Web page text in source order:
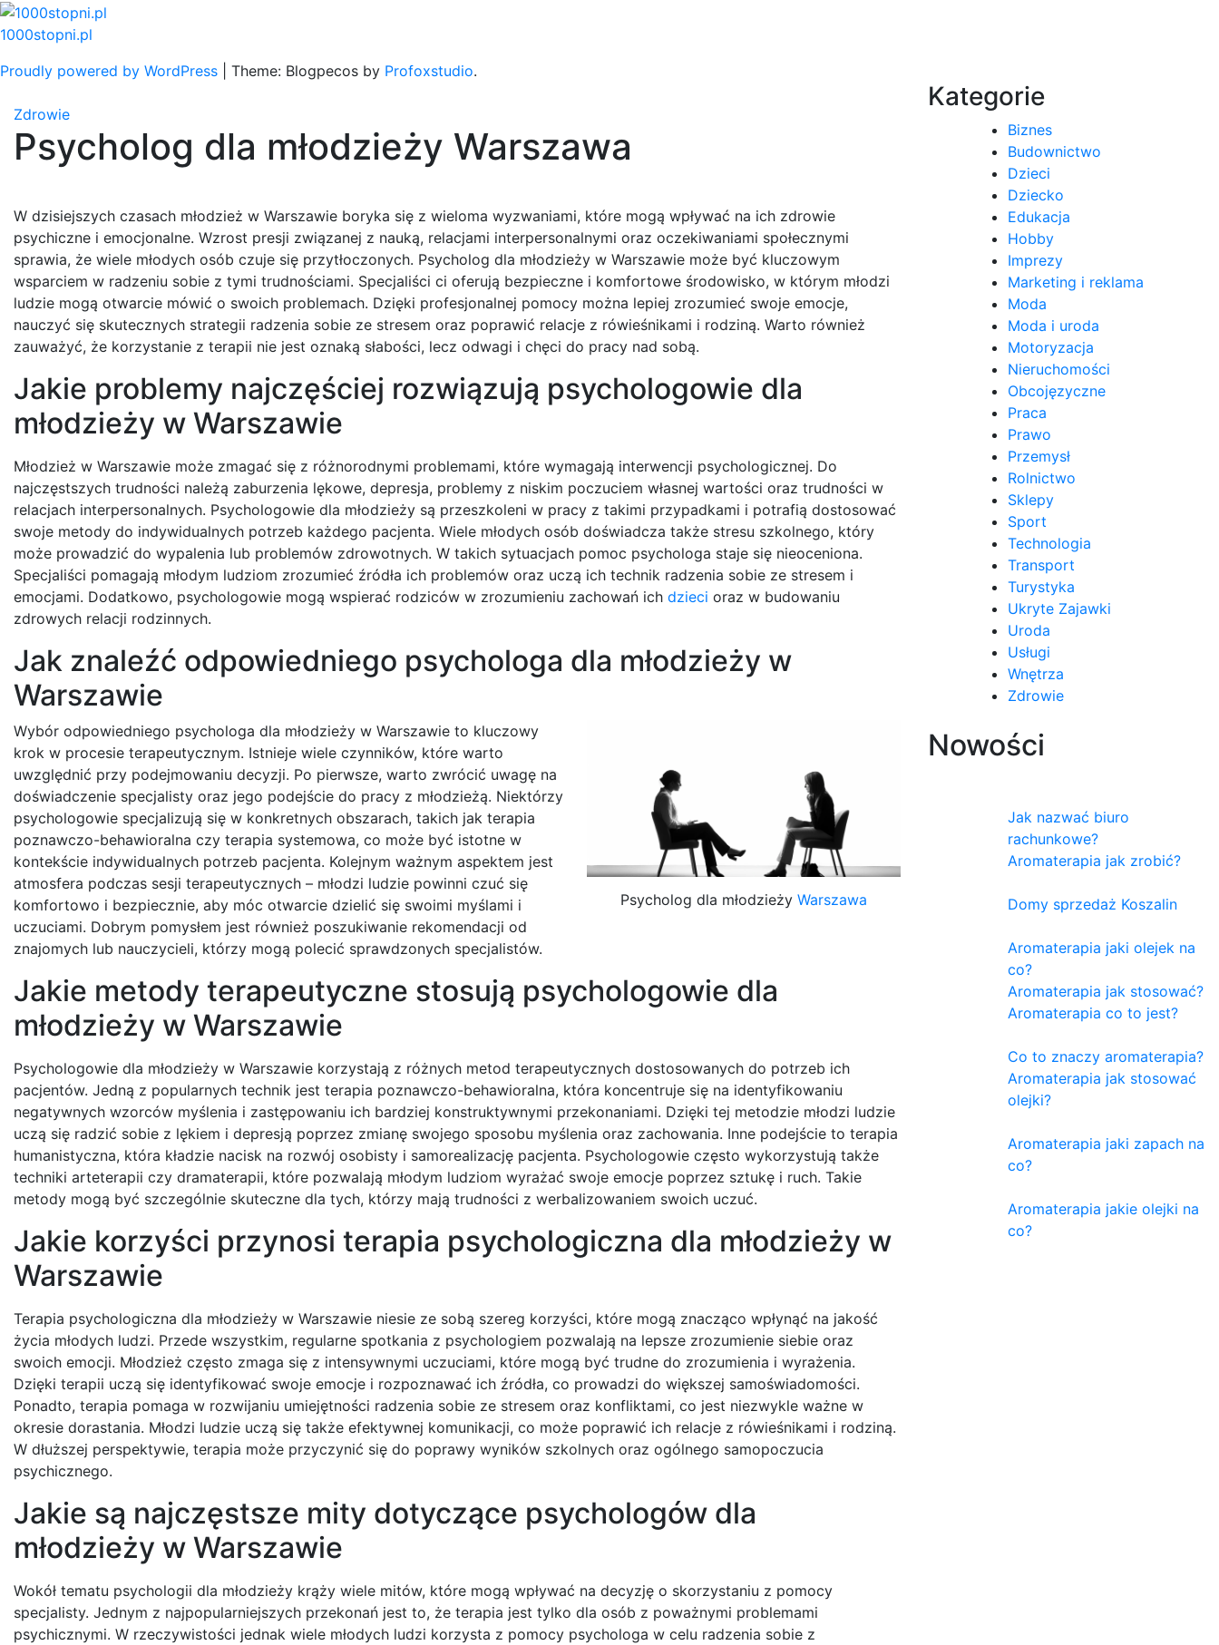
Skip
to
1000stopni.pl
Proudly powered by WordPress
Theme: Blogpecos by Profoxstudio.
Zdrowie
Psycholog dla młodzieży Warszawa
W dzisiejszych czasach młodzież w Warszawie boryka się z wieloma wyzwaniami, które mogą wpływać na ich zdrowie
psychiczne i emocjonalne. Wzrost presji związanej z nauką, relacjami interpersonalnymi oraz oczekiwaniami społecznymi
sprawia, że wiele młodych osób czuje się przytłoczonych. Psycholog dla młodzieży w Warszawie może być kluczowym
wsparciem w radzeniu sobie z tymi trudnościami. Specjaliści ci oferują bezpieczne i komfortowe środowisko, w którym młodzi
ludzie mogą otwarcie mówić o swoich problemach. Dzięki profesjonalnej pomocy można lepiej zrozumieć swoje emocje,
nauczyć się skutecznych strategii radzenia sobie ze stresem oraz poprawić relacje z rówieśnikami i rodziną. Warto również
zauważyć, że korzystanie z terapii nie jest oznaką słabości, lecz odwagi i chęci do pracy nad sobą.
Jakie problemy najczęściej rozwiązują psychologowie dla
młodzieży w Warszawie
Młodzież w Warszawie może zmagać się z różnorodnymi problemami, które wymagają interwencji psychologicznej. Do
najczęstszych trudności należą zaburzenia lękowe, depresja, problemy z niskim poczuciem własnej wartości oraz trudności w
relacjach interpersonalnych. Psychologowie dla młodzieży są przeszkoleni w pracy z takimi przypadkami i potrafią dostosować
swoje metody do indywidualnych potrzeb każdego pacjenta. Wiele młodych osób doświadcza także stresu szkolnego, który
może prowadzić do wypalenia lub problemów zdrowotnych. W takich sytuacjach pomoc psychologa staje się nieoceniona.
Specjaliści pomagają młodym ludziom zrozumieć źródła ich problemów oraz uczą ich technik radzenia sobie ze stresem i
emocjami. Dodatkowo, psychologowie mogą wspierać rodziców w zrozumieniu zachowań ich dzieci oraz w budowaniu
zdrowych relacji rodzinnych.
Jak znaleźć odpowiedniego psychologa dla młodzieży w
Warszawie
Psycholog dla młodzieży Warszawa
Wybór odpowiedniego psychologa dla młodzieży w Warszawie to kluczowy
krok w procesie terapeutycznym. Istnieje wiele czynników, które warto
uwzględnić przy podejmowaniu decyzji. Po pierwsze, warto zwrócić uwagę na
doświadczenie specjalisty oraz jego podejście do pracy z młodzieżą. Niektórzy
psychologowie specjalizują się w konkretnych obszarach, takich jak terapia
poznawczo-behawioralna czy terapia systemowa, co może być istotne w
kontekście indywidualnych potrzeb pacjenta. Kolejnym ważnym aspektem jest
atmosfera podczas sesji terapeutycznych – młodzi ludzie powinni czuć się
komfortowo i bezpiecznie, aby móc otwarcie dzielić się swoimi myślami i
uczuciami. Dobrym pomysłem jest również poszukiwanie rekomendacji od
znajomych lub nauczycieli, którzy mogą polecić sprawdzonych specjalistów.
Jakie metody terapeutyczne stosują psychologowie dla
młodzieży w Warszawie
Psychologowie dla młodzieży w Warszawie korzystają z różnych metod terapeutycznych dostosowanych do potrzeb ich
pacjentów. Jedną z popularnych technik jest terapia poznawczo-behawioralna, która koncentruje się na identyfikowaniu
negatywnych wzorców myślenia i zastępowaniu ich bardziej konstruktywnymi przekonaniami. Dzięki tej metodzie młodzi ludzie
uczą się radzić sobie z lękiem i depresją poprzez zmianę swojego sposobu myślenia oraz zachowania. Inne podejście to terapia
humanistyczna, która kładzie nacisk na rozwój osobisty i samorealizację pacjenta. Psychologowie często wykorzystują także
techniki arteterapii czy dramaterapii, które pozwalają młodym ludziom wyrażać swoje emocje poprzez sztukę i ruch. Takie
metody mogą być szczególnie skuteczne dla tych, którzy mają trudności z werbalizowaniem swoich uczuć.
Jakie korzyści przynosi terapia psychologiczna dla młodzieży w
Warszawie
Terapia psychologiczna dla młodzieży w Warszawie niesie ze sobą szereg korzyści, które mogą znacząco wpłynąć na jakość
życia młodych ludzi. Przede wszystkim, regularne spotkania z psychologiem pozwalają na lepsze zrozumienie siebie oraz
swoich emocji. Młodzież często zmaga się z intensywnymi uczuciami, które mogą być trudne do zrozumienia i wyrażenia.
Dzięki terapii uczą się identyfikować swoje emocje i rozpoznawać ich źródła, co prowadzi do większej samoświadomości.
Ponadto, terapia pomaga w rozwijaniu umiejętności radzenia sobie ze stresem oraz konfliktami, co jest niezwykle ważne w
okresie dorastania. Młodzi ludzie uczą się także efektywnej komunikacji, co może poprawić ich relacje z rówieśnikami i rodziną.
W dłuższej perspektywie, terapia może przyczynić się do poprawy wyników szkolnych oraz ogólnego samopoczucia
psychicznego.
Jakie są najczęstsze mity dotyczące psychologów dla
młodzieży w Warszawie
Wokół tematu psychologii dla młodzieży krąży wiele mitów, które mogą wpływać na decyzję o skorzystaniu z pomocy
specjalisty. Jednym z najpopularniejszych przekonań jest to, że terapia jest tylko dla osób z poważnymi problemami
psychicznymi. W rzeczywistości jednak wiele młodych ludzi korzysta z pomocy psychologa w celu radzenia sobie z
Kategorie
Biznes
Budownictwo
Dzieci
Dziecko
Edukacja
Hobby
Imprezy
Marketing i reklama
Moda
Moda i uroda
Motoryzacja
Nieruchomości
Obcojęzyczne
Praca
Prawo
Przemysł
Rolnictwo
Sklepy
Sport
Technologia
Transport
Turystyka
Ukryte Zajawki
Uroda
Usługi
Wnętrza
Zdrowie
Nowości
Jak nazwać biuro
rachunkowe?
Aromaterapia jak zrobić?
Domy sprzedaż Koszalin
Aromaterapia jaki olejek na
co?
Aromaterapia jak stosować?
Aromaterapia co to jest?
Co to znaczy aromaterapia?
Aromaterapia jak stosować
olejki?
Aromaterapia jaki zapach na
co?
Aromaterapia jakie olejki na
co?